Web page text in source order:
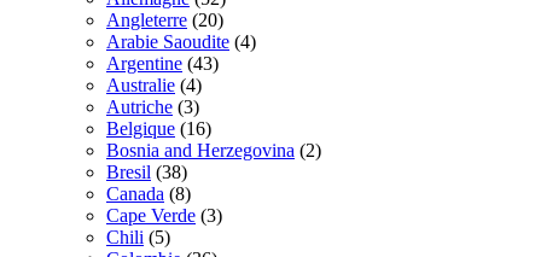
Angleterre (20)
Arabie Saoudite (4)
Argentine (43)
Australie (4)
Autriche (3)
Belgique (16)
Bosnia and Herzegovina (2)
Bresil (38)
Canada (8)
Cape Verde (3)
Chili (5)